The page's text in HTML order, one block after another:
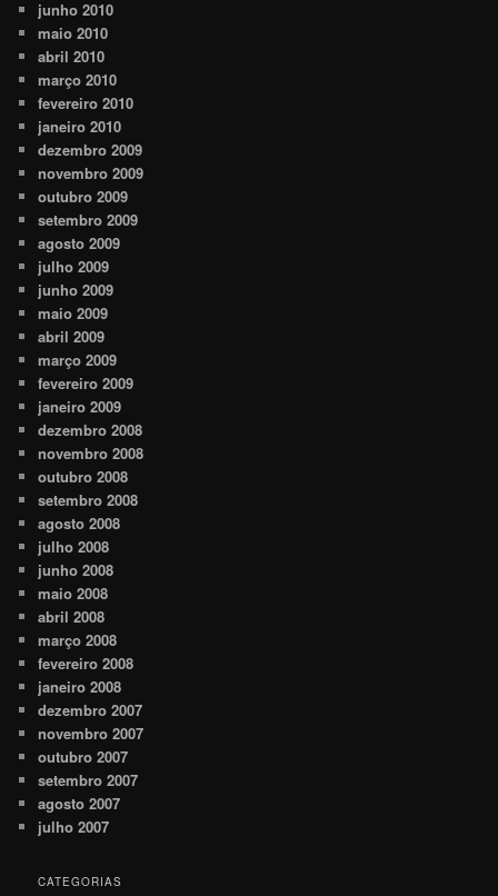
junho 2010
maio 2010
abril 2010
março 2010
fevereiro 2010
janeiro 2010
dezembro 2009
novembro 2009
outubro 2009
setembro 2009
agosto 2009
julho 2009
junho 2009
maio 2009
abril 2009
março 2009
fevereiro 2009
janeiro 2009
dezembro 2008
novembro 2008
outubro 2008
setembro 2008
agosto 2008
julho 2008
junho 2008
maio 2008
abril 2008
março 2008
fevereiro 2008
janeiro 2008
dezembro 2007
novembro 2007
outubro 2007
setembro 2007
agosto 2007
julho 2007
CATEGORIAS